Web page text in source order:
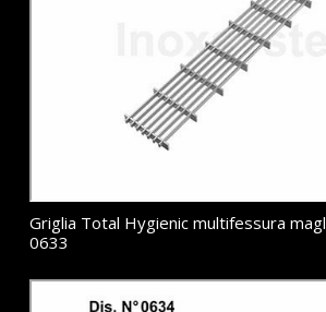
Griglia Total Hygienic multifessura
0633